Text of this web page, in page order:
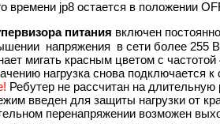
времени jp8 остается в положении
питания включен
напряжения в сети более 255 В
мигать красным цветом с
нагрузка снова подключается к
Ребутер не рассчитан на
введен для защиты нагрузки от
перенапряжении возможен